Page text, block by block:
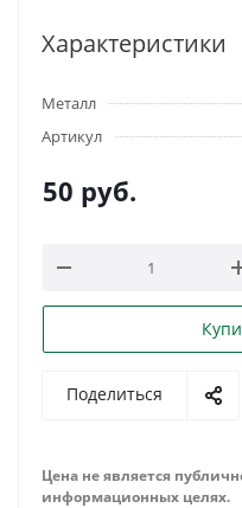
Характеристики
Металл
Артикул
50 руб.
Поделиться
Цена не является
информационных целях.